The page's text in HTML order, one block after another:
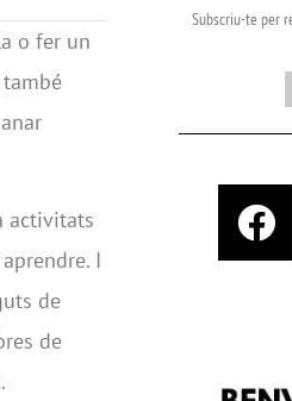
o fer un
activitats
I
de
de
Subscriu-te per